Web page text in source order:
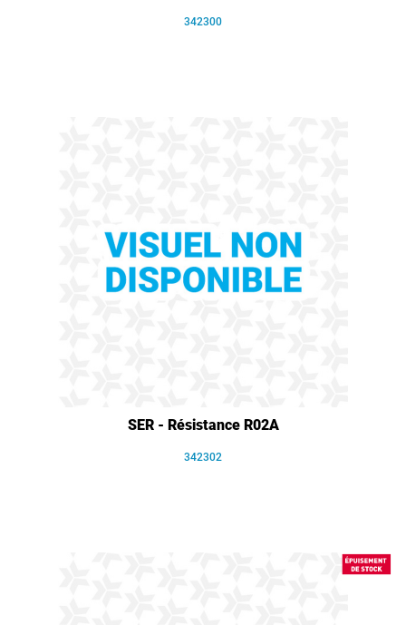
342300
SER - Résistance R02A
342302